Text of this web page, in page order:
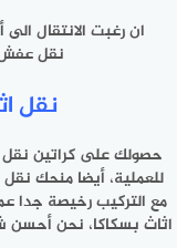
ان رغبت الانتقال
نقل عفش
نقل
حصولك على كراتين نقل
للعملية، أيضا منحك
مع التركيب رخيصة جدا
اثاث بسكاكا، نحن أحسن